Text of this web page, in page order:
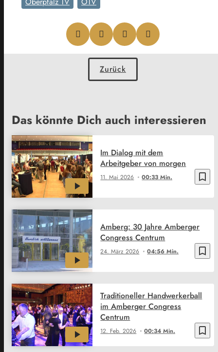
Zurück
Das könnte Dich auch interessieren
bookmark_border
11. Mai 2026 00:33 Min.
Im Dialog mit dem
Arbeitgeber von morgen
bookmark_border
24. März 2026 04:56 Min.
Amberg: 30 Jahre Amberger
Congress Centrum
bookmark_border
12. Feb. 2026 00:34 Min.
Traditioneller Handwerkerball
im Amberger Congress
Centrum